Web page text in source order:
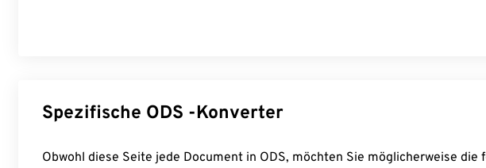
Spezifische ODS -Konverter
Obwohl diese Seite jede Document in ODS, möchten Sie möglicherweise die folgenden